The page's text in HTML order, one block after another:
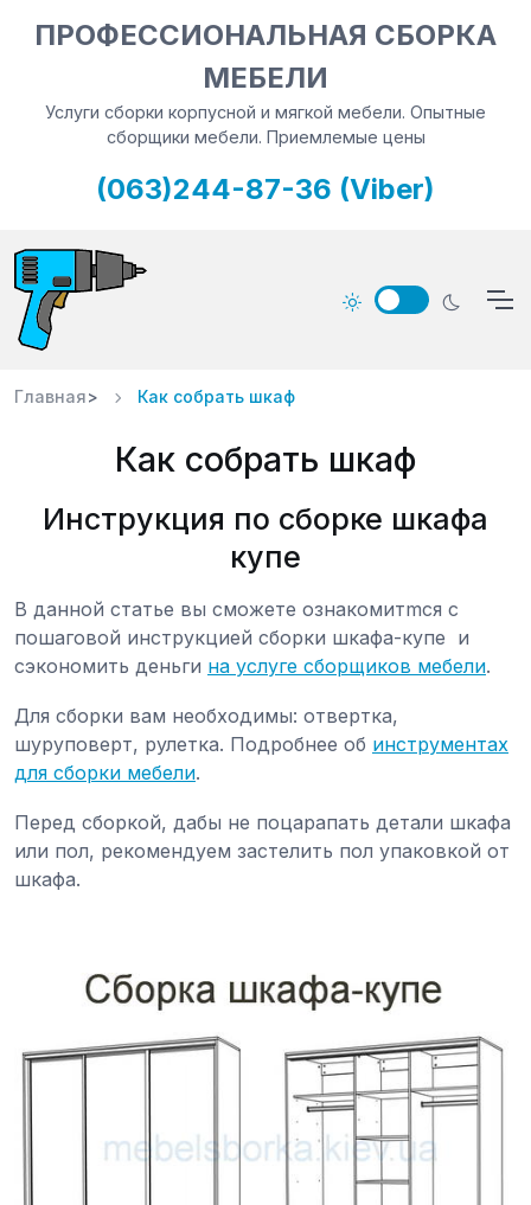
ПРОФЕССИОНАЛЬНАЯ СБОРКА
МЕБЕЛИ
Услуги сборки корпусной и мягкой мебели. Опытные
сборщики мебели. Приемлемые цены
(063)244-87-36 (Viber)
Главная> Как собрать шкаф
Как собрать шкаф
Инструкция по сборке шкафа
купе
В данной статье вы сможете ознакомитmся с
пошаговой инструкцией сборки шкафа-купе и
сэкономить деньги на услуге сборщиков мебели.
Для сборки вам необходимы: отвертка,
шуруповерт, рулетка. Подробнее об инструментах
для сборки мебели.
Перед сборкой, дабы не поцарапать детали шкафа
или пол, рекомендуем застелить пол упаковкой от
шкафа.